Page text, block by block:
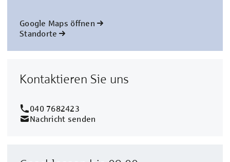
Google Maps öffnen
Standorte
Kontaktieren Sie uns
040 7682423
Nachricht senden